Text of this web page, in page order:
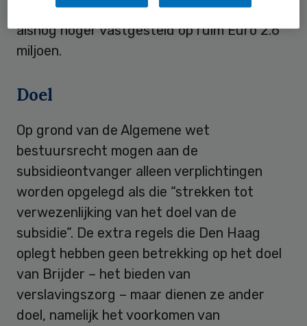
de Raad van Statede subsidie voor Brijder
alsnog hoger vastgesteld op ruim Euro 2.6
miljoen.
Doel
Op grond van de Algemene wet
bestuursrecht mogen aan de
subsidieontvanger alleen verplichtingen
worden opgelegd als die “strekken tot
verwezenlijking van het doel van de
subsidie”. De extra regels die Den Haag
oplegt hebben geen betrekking op het doel
van Brijder – het bieden van
verslavingszorg – maar dienen ze ander
doel, namelijk het voorkomen van